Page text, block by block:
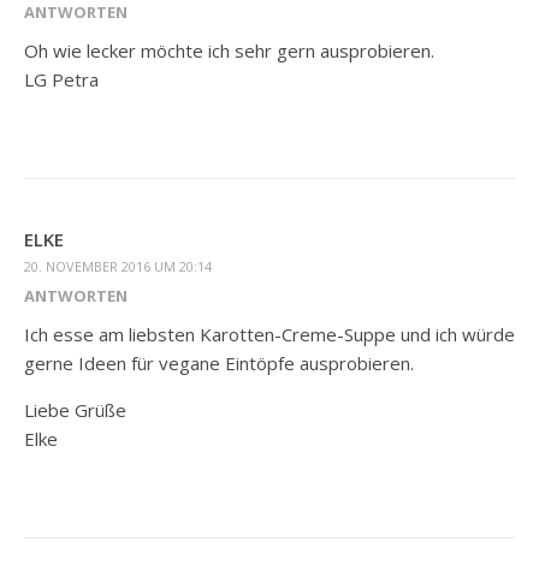
ANTWORTEN
Oh wie lecker möchte ich sehr gern ausprobieren.
LG Petra
ELKE
20. NOVEMBER 2016 UM 20:14
ANTWORTEN
Ich esse am liebsten Karotten-Creme-Suppe und ich würde
gerne Ideen für vegane Eintöpfe ausprobieren.
Liebe Grüße
Elke